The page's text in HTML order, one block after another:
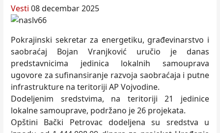
Vesti 08 decembar 2025
Pokrajinski sekretar za energetiku, građevinarstvo i
saobraćaj Bojan Vranjković uručio je danas
predstavnicima jedinica lokalnih samouprava
ugovore za sufinansiranje razvoja saobraćaja i putne
infrastrukture na teritoriji AP Vojvodine.
Dodeljenim sredstvima, na teritoriji 21 jedinice
lokalne samouprave, podržano je 26 projekata.
Opštini Bački Petrovac dodeljena su sredstva u